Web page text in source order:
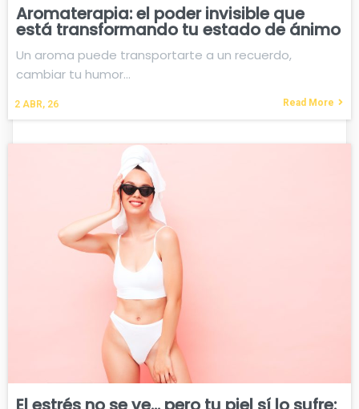
Aromaterapia: el poder invisible que
está transformando tu estado de ánimo
2 ABR, 26
Un aroma puede transportarte a un recuerdo,
cambiar tu humor…
Read More